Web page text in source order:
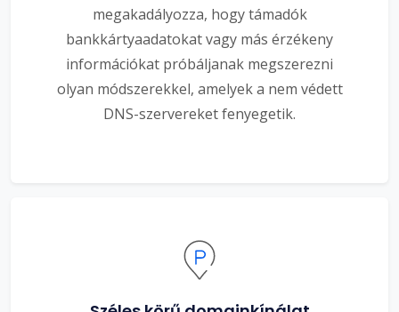
megakadályozza, hogy támadók
bankkártyaadatokat vagy más érzékeny
információkat próbáljanak megszerezni
olyan módszerekkel, amelyek a nem védett
DNS-szervereket fenyegetik.